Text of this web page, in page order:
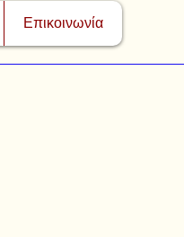
Επικοινωνία